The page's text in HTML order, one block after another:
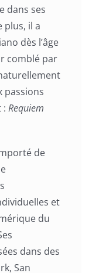
dans ses
plus, il a
dès l’âge
comblé par
passions
: Requiem
de
et
du
dans des
San